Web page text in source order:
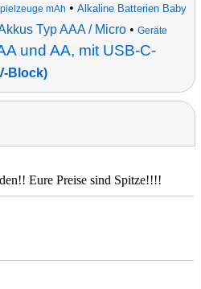
mAh • Alkaline Batterien Baby
Typ AAA / Micro • Geräte
und AA, mit USB-C-
Block)
Eure Preise sind Spitze!!!!